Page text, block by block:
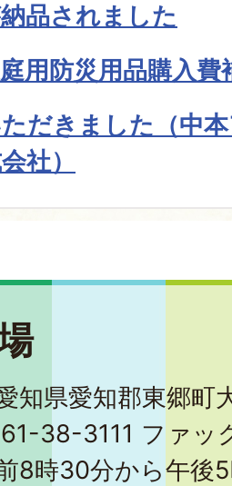
品されました
用防災用品購入費
だきました（中
社）
知県愛知郡東郷町
38-3111 ファ
8時30分から午後